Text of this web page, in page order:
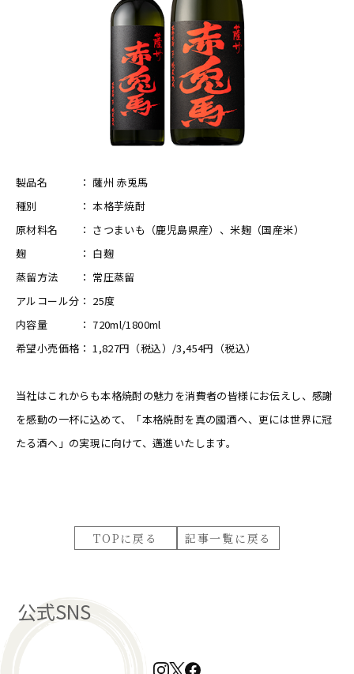
製品名 ： 薩州 赤兎馬
種別 ： 本格芋焼酎
原材料名 ： さつまいも（鹿児島県産）、米麹（国産米）
麹 ： 白麹
蒸留方法 ： 常圧蒸留
アルコール分： 25度
内容量 ： 720ml/1800ml
希望小売価格： 1,827円（税込）/3,454円（税込）
当社はこれからも本格焼酎の魅力を消費者の皆様にお伝えし、感謝
を感動の一杯に込めて、「本格焼酎を真の國酒へ、更には世界に冠
たる酒へ」の実現に向けて、邁進いたします。
TOPに戻る 記事一覧に戻る
公式SNS